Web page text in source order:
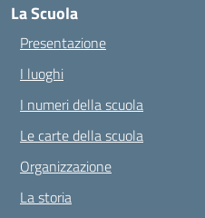
La Scuola
Presentazione
I luoghi
I numeri della scuola
Le carte della scuola
Organizzazione
La storia